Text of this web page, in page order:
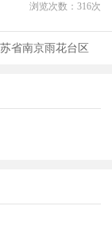
浏览次数： 316次
省南京雨花台区